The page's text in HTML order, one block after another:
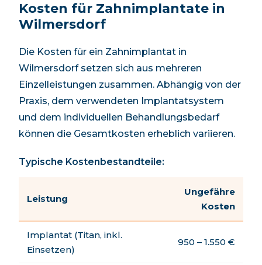
Kosten für Zahnimplantate in
Wilmersdorf
Die Kosten für ein Zahnimplantat in
Wilmersdorfsetzen sich aus mehreren
Einzelleistungen zusammen. Abhängig von der
Praxis, dem verwendeten Implantatsystem
und dem individuellen Behandlungsbedarf
können die Gesamtkosten erheblich variieren.
Typische Kostenbestandteile:
Leistung
Ungefähre
Kosten
Implantat (Titan, inkl.
Einsetzen)
950 – 1.550 €